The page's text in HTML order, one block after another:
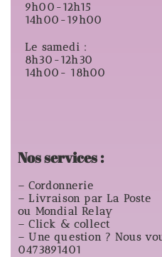
9h00-12h15
14h00-19h00
Le samedi :
8h30-12h30
14h00- 18h00
Nos services :
– Cordonnerie
– Livraison par La Poste
ou Mondial Relay
– Click & collect
– Une question ? Nous
0473891401